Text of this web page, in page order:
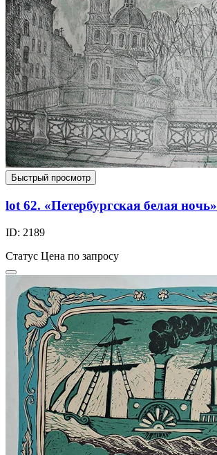
Быстрый просмотр
lot 62. «Петербургская белая ночь»
ID: 2189
Статус Цена по запросу